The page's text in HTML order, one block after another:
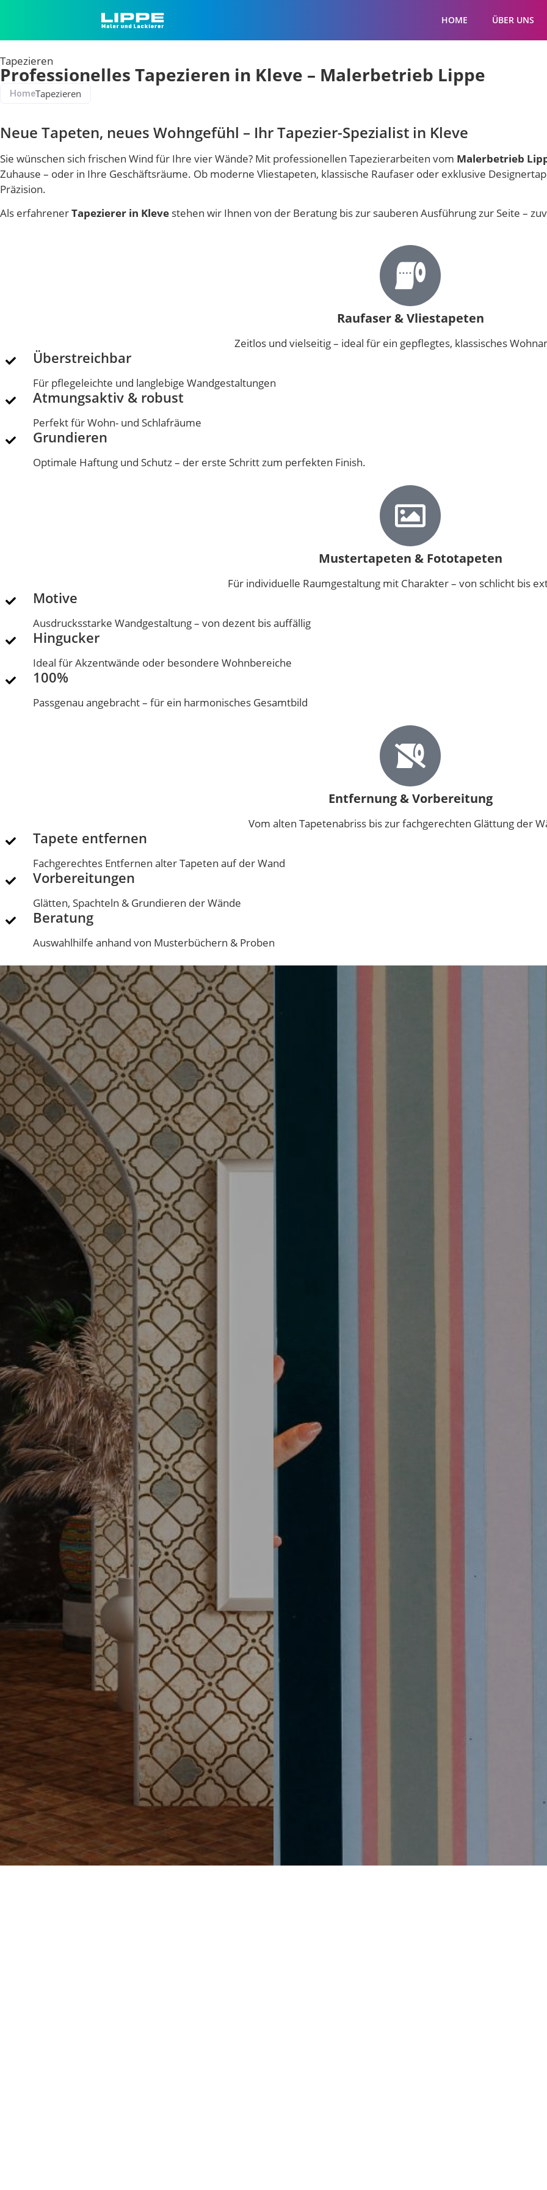
HOME ÜBER UNS
Tapezieren
Professionelles Tapezieren in Kleve – Malerbetrieb Lippe
HomeTapezieren
Neue Tapeten, neues Wohngefühl – Ihr Tapezier-Spezialist in Kleve
Sie wünschen sich frischen Wind für Ihre vier Wände? Mit professionellen Tapezierarbeiten vom Malerbetrieb
Zuhause – oder in Ihre Geschäftsräume. Ob moderne Vliestapeten, klassische Raufaser oder exklusive
Präzision.
Als erfahrenerTapezierer in Kleve stehen wir Ihnen von der Beratung bis zur sauberen Ausführung zur Seite –
Raufaser & Vliestapeten
Zeitlos und vielseitig – ideal für ein gepflegtes, klassisches
Überstreichbar
Für pflegeleichte und langlebige Wandgestaltungen
Atmungsaktiv & robust
Perfekt für Wohn- und Schlafräume
Grundieren
Optimale Haftung und Schutz – der erste Schritt zum perfekten Finish.
Mustertapeten & Fototapeten
Für individuelle Raumgestaltung mit Charakter – von schlicht bis
Motive
Ausdrucksstarke Wandgestaltung – von dezent bis auffällig
Hingucker
Ideal für Akzentwände oder besondere Wohnbereiche
100%
Passgenau angebracht – für ein harmonisches Gesamtbild
Entfernung & Vorbereitung
Vom alten Tapetenabriss bis zur fachgerechten Glättung der
Tapete entfernen
Fachgerechtes Entfernen alter Tapeten auf der Wand
Vorbereitungen
Glätten, Spachteln & Grundieren der Wände
Beratung
Auswahlhilfe anhand von Musterbüchern & Proben